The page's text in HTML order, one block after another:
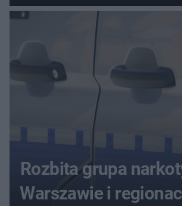
seniora
Rozbita grupa
Warszawie i